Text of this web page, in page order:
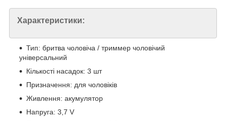
Характеристики:
Тип: бритва чоловіча / триммер чоловічий
універсальний
Кількості насадок: 3 шт
Призначення: для чоловіків
Живлення: акумулятор
Напруга: 3,7 V